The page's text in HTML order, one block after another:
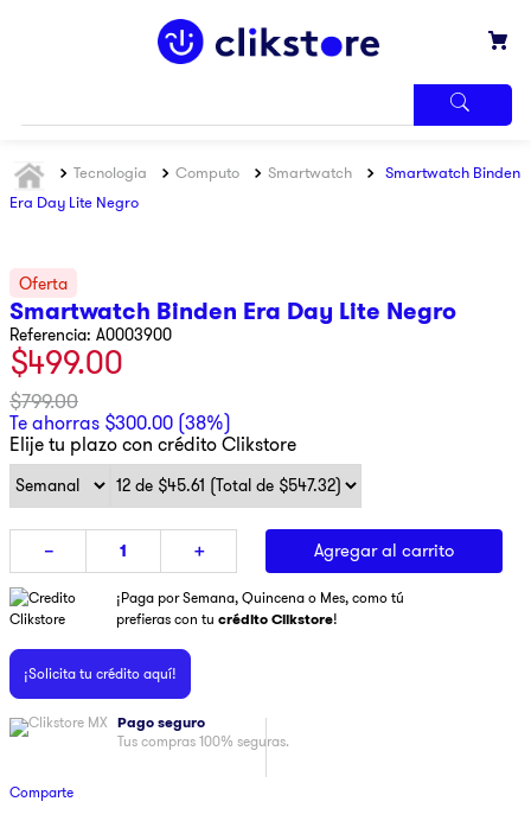
Tecnologia Computo Smartwatch
Smartwatch Binden
Era Day Lite Negro
Smartwatch Binden Era Day Lite Negro
Referencia: A0003900
$499.00
$799.00
Te ahorras $300.00 (38%)
Elije tu plazo con crédito Clikstore
＋
－ Agregar al carrito
¡Paga por Semana, Quincena o Mes, como tú
prefieras con tu crédito Clikstore!
¡Solicita tu crédito aquí!
Pago seguro
Tus compras 100% seguras.
Comparte
MÁS
BUSCADOS
3.
samsung
4.
pantalla
5.
6.
lavadora
7.
xbox
pulsar
10.